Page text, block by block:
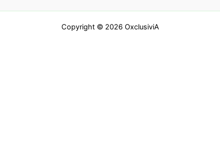
Copyright © 2026 OxclusiviA